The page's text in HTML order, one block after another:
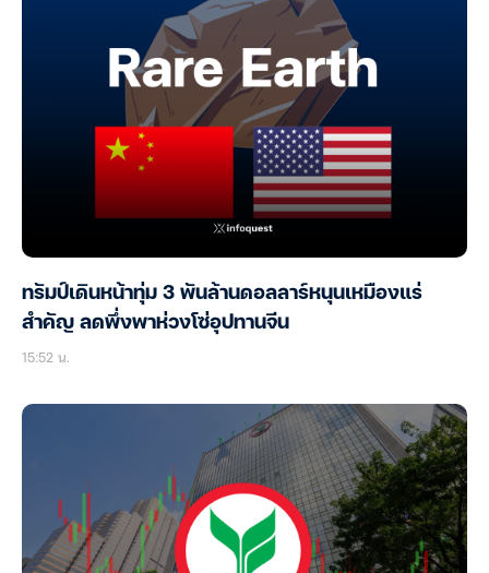
ทรัมป์เดินหน้าทุ่ม 3 พันล้านดอลลาร์หนุนเหมืองแร่
สำคัญ ลดพึ่งพาห่วงโซ่อุปทานจีน
15:52 น.